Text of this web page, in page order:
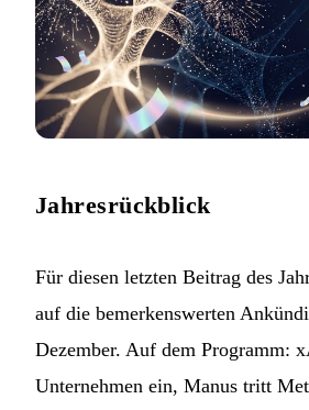
Jahresrückblick
Für diesen letzten Beitrag des
auf die bemerkenswerten
Dezember. Auf dem Programm:
Unternehmen ein, Manus tritt